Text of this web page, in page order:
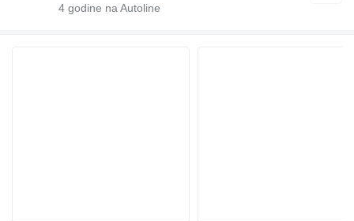
4 godine na Autoline